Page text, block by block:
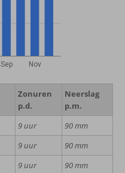
Sep Nov
Zonuren
p.d.
Neerslag
p.m.
9 uur
90 mm
9 uur
90 mm
9 uur
90 mm